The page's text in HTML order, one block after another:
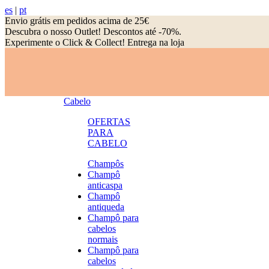
es | pt
Envio grátis em pedidos acima de 25€
Descubra o nosso Outlet! Descontos até -70%.
Experimente o Click & Collect! Entrega na loja
Cabelo
OFERTAS
PARA
CABELO
Champôs
Champô
anticaspa
Champô
antiqueda
Champô para
cabelos
normais
Champô para
cabelos